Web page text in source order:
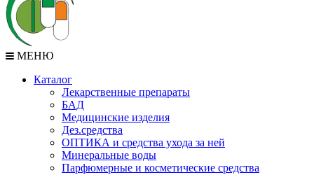
МЕНЮ
Каталог
Лекарственные препараты
БАД
Медицинские изделия
Дез.средства
ОПТИКА и средства ухода за ней
Минеральные воды
Парфюмерные и косметические средства